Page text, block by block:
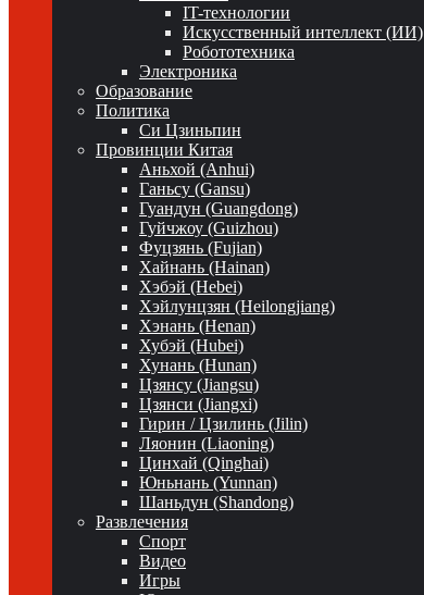
IT-технологии
Искусственный интеллект (ИИ)
Робототехника
Электроника
Образование
Политика
Си Цзиньпин
Провинции Китая
Аньхой (Anhui)
Ганьсу (Gansu)
Гуандун (Guangdong)
Гуйчжоу (Guizhou)
Фуцзянь (Fujian)
Хайнань (Hainan)
Хэбэй (Hebei)
Хэйлунцзян (Heilongjiang)
Хэнань (Henan)
Хубэй (Hubei)
Хунань (Hunan)
Цзянсу (Jiangsu)
Цзянси (Jiangxi)
Гирин / Цзилинь (Jilin)
Ляонин (Liaoning)
Цинхай (Qinghai)
Юньнань (Yunnan)
Шаньдун (Shandong)
Развлечения
Спорт
Видео
Игры